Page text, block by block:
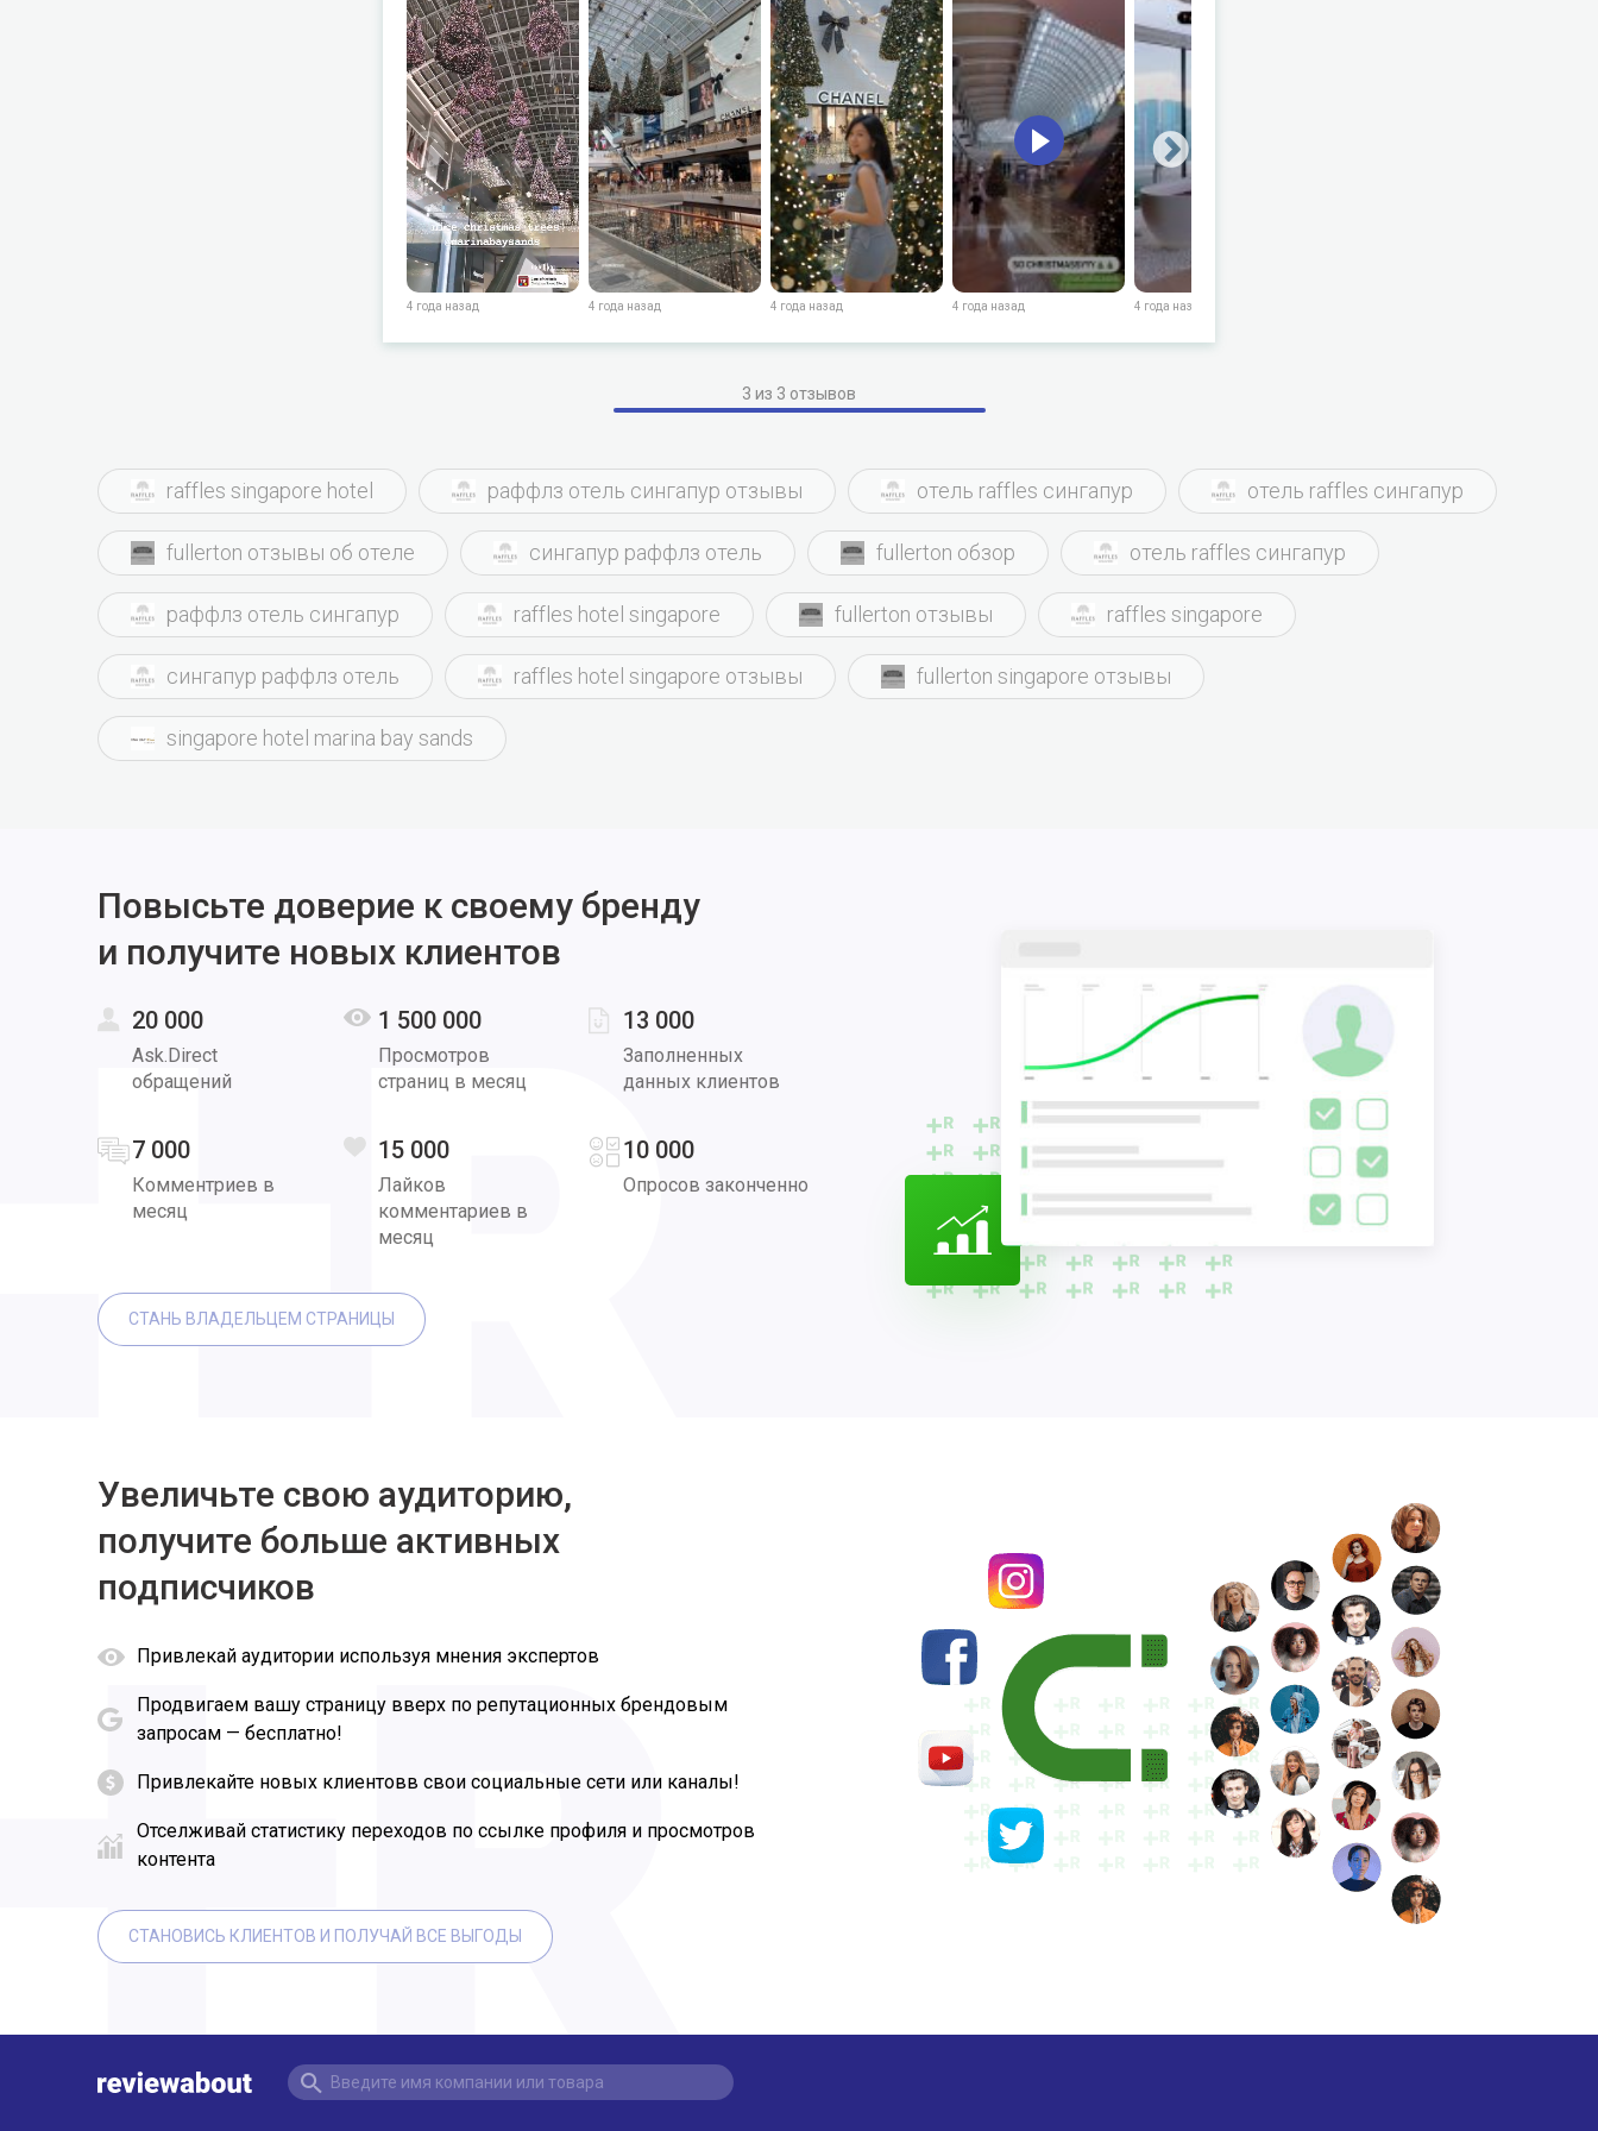
расслабление и удовольствие. В целом отель Marina Bay Sands превзошел мои
ожидания во всех отношениях. Это не просто место, где можно остановиться, это
опыт, который можно лелеять всю жизнь. Я настоятельно рекомендую
забронировать номер в этом культовом отеле, чтобы провести незабываемое время в
Сингапуре. Для бронирования номеров в отеле Marina Bay Sands или доступа на
крышу я рекомендую обращаться непосредственно в службу бронирования. Вы
можете связаться с ними по электронной почте reservations@marinabaysands.com или
через портал бронирования на их сайте. Что касается цен на номера, то они зависят
от сезона и наличия свободных мест, поэтому для получения наиболее точной
информации лучше всего проверить их сайт или связаться с отделом бронирования.
4 года назад 4 года назад 4 года назад 4 года назад 4 года назад
3 из 3 отзывов
raffles singapore hotel раффлз отель сингапур отзывы отель raffles сингапур отель raffles сингапур
fullerton отзывы об отеле сингапур раффлз отель fullerton обзор отель raffles сингапур
раффлз отель сингапур raffles hotel singapore fullerton отзывы raffles singapore
сингапур раффлз отель raffles hotel singapore отзывы fullerton singapore отзывы
singapore hotel marina bay sands
Повысьте доверие к своему бренду
и получите новых клиентов
20 000
Ask.Direct
обращений
1 500 000
Просмотров
страниц в месяц
13 000
Заполненных
данных клиентов
7 000
Комментриев в
месяц
15 000
Лайков
комментариев в
месяц
10 000
Опросов законченно
СТАНЬ ВЛАДЕЛЬЦЕМ СТРАНИЦЫ
Увеличьте свою аудиторию,
получите больше активных
подписчиков
Привлекай аудитории используя мнения экспертов
Продвигаем вашу страницу вверх по репутационных брендовым
запросам — бесплатно!
Привлекайте новых клиентовв свои социальные сети или каналы!
Отселживай статистику переходов по ссылке профиля и просмотров
контента
СТАНОВИСЬ КЛИЕНТОВ И ПОЛУЧАЙ ВСЕ ВЫГОДЫ